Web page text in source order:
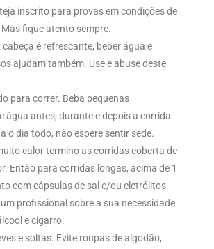
inscrito para provas em condições de
fique atento sempre.
é refrescante, beber água e
ajudam também. Use e abuse deste
para correr. Beba pequenas
água antes, durante e depois a corrida.
o dia todo, não espere sentir sede.
calor termino as corridas coberta de
Então para corridas longas, acima de 1
com cápsulas de sal e/ou eletrólitos.
profissional sobre a sua necessidade.
e cigarro.
e soltas. Evite roupas de algodão,